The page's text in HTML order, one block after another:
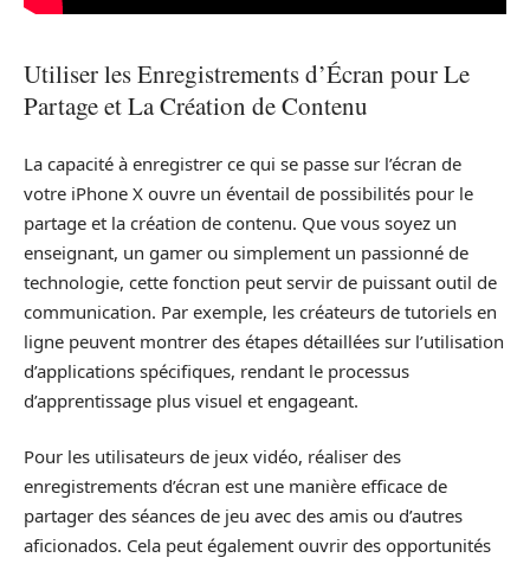
Utiliser les Enregistrements d’Écran pour Le
Partage et La Création de Contenu
La capacité à enregistrer ce qui se passe sur l’écran de
votre iPhone X ouvre un éventail de possibilités pour le
partage et la création de contenu. Que vous soyez un
enseignant, un gamer ou simplement un passionné de
technologie, cette fonction peut servir de puissant outil de
communication. Par exemple, les créateurs de tutoriels en
ligne peuvent montrer des étapes détaillées sur l’utilisation
d’applications spécifiques, rendant le processus
d’apprentissage plus visuel et engageant.
Pour les utilisateurs de jeux vidéo, réaliser des
enregistrements d’écran est une manière efficace de
partager des séances de jeu avec des amis ou d’autres
aficionados. Cela peut également ouvrir des opportunités